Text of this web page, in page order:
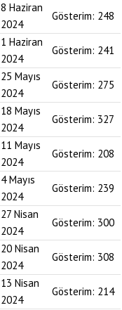
8 Haziran
2024
Gösterim: 248
1 Haziran
2024
Gösterim: 241
25 Mayıs
2024
Gösterim: 275
18 Mayıs
2024
Gösterim: 327
11 Mayıs
2024
Gösterim: 208
4 Mayıs
2024
Gösterim: 239
27 Nisan
2024
Gösterim: 300
20 Nisan
2024
Gösterim: 308
13 Nisan
2024
Gösterim: 214